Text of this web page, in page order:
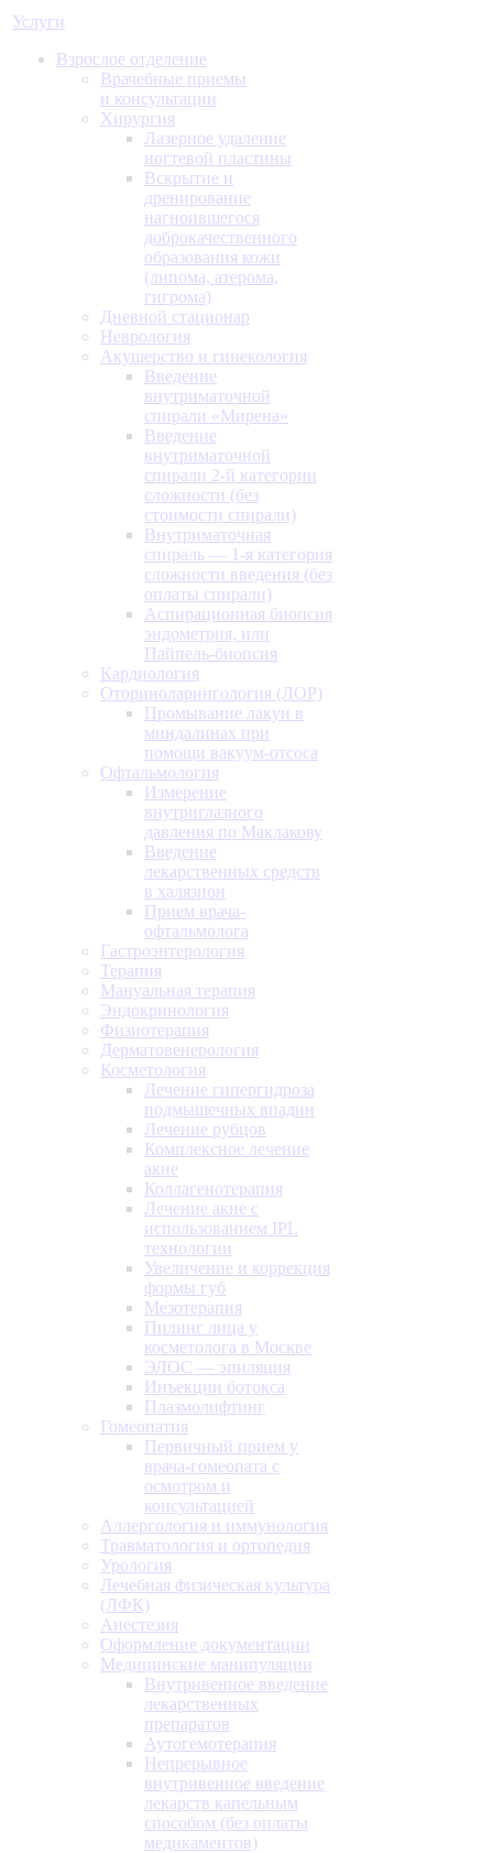
Услуги
Взрослое отделение
Врачебные приемы
и консультации
Хирургия
Лазерное удаление
ногтевой пластины
Вскрытие и
дренирование
нагноившегося
доброкачественного
образования кожи
(липома, атерома,
гигрома)
Дневной стационар
Неврология
Акушерство и гинекология
Введение
внутриматочной
спирали «Мирена»
Введение
внутриматочной
спирали 2-й категории
сложности (без
стоимости спирали)
Внутриматочная
спираль — 1-я категория
сложности введения (без
оплаты спирали)
Аспирационная биопсия
эндометрия, или
Пайпель-биопсия
Кардиология
Оториноларингология (ЛОР)
Промывание лакун в
миндалинах при
помощи вакуум-отсоса
Офтальмология
Измерение
внутриглазного
давления по Маклакову
Введение
лекарственных средств
в халязион
Прием врача-
офтальмолога
Гастроэнтерология
Терапия
Мануальная терапия
Эндокринология
Физиотерапия
Дерматовенерология
Косметология
Лечение гипергидроза
подмышечных впадин
Лечение рубцов
Комплексное лечение
акне
Коллагенотерапия
Лечение акне с
использованием IPL
технологии
Увеличение и коррекция
формы губ
Мезотерапия
Пилинг лица у
косметолога в Москве
ЭЛОС — эпиляция
Инъекции ботокса
Плазмолифтинг
Гомеопатия
Первичный прием у
врача-гомеопата с
осмотром и
консультацией
Аллергология и иммунология
Травматология и ортопедия
Урология
Лечебная физическая культура
(ЛФК)
Анестезия
Оформление документации
Медицинские манипуляции
Внутривенное введение
лекарственных
препаратов
Аутогемотерапия
Непрерывное
внутривенное введение
лекарств капельным
способом (без оплаты
медикаментов)